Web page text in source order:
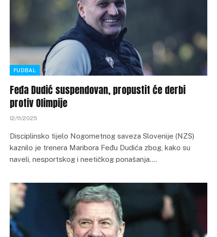
FUDBAL
Feđa Dudić suspendovan, propustit će derbi
protiv Olimpije
12/11/2025
Disciplinsko tijelo Nogometnog saveza Slovenije (NZS)
kaznilo je trenera Maribora Feđu Dudića zbog, kako su
naveli, nesportskog i neetičkog ponašanja.…